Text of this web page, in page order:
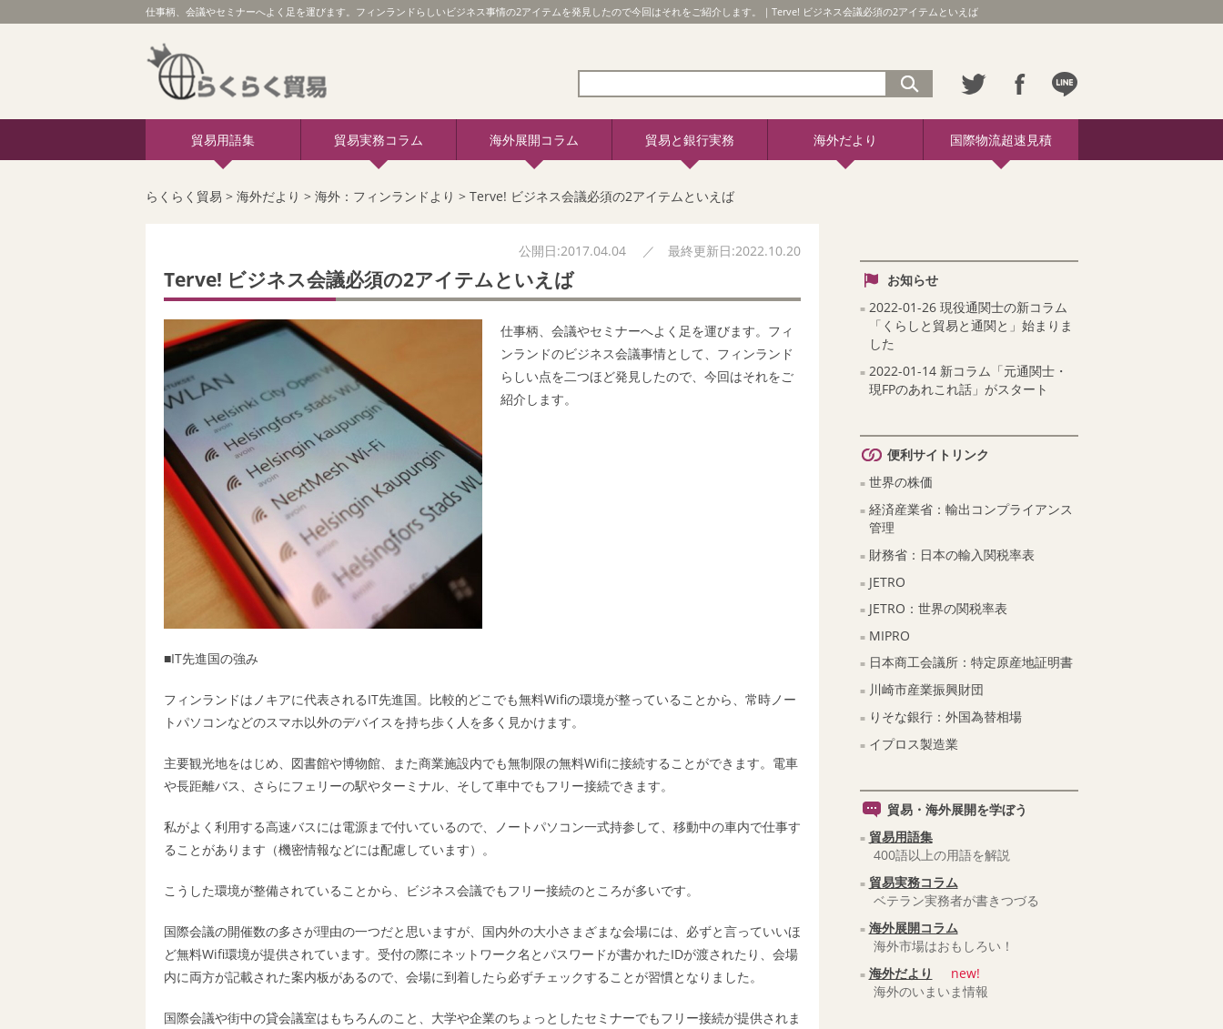
仕事柄、会議やセミナーへよく足を運びます。フィンランドらしいビジネス事情の2アイテムを発見したので今回はそれをご紹介します。｜Terve! ビジネス会議必須の2アイテムといえば
貿易用語集 貿易実務コラム 海外展開コラム 貿易と銀行実務 海外だより 国際物流超速見積
らくらく貿易 > 海外だより > 海外：フィンランドより > Terve! ビジネス会議必須の2アイテムといえば
公開日:2017.04.04 ／ 最終更新日:2022.10.20
Terve! ビジネス会議必須の2アイテムといえば
仕事柄、会議やセミナーへよく足を運びます。フィ
ンランドのビジネス会議事情として、フィンランド
らしい点を二つほど発見したので、今回はそれをご
紹介します。
■IT先進国の強み
フィンランドはノキアに代表されるIT先進国。比較的どこでも無料Wifiの環境が整っていることから、常時ノー
トパソコンなどのスマホ以外のデバイスを持ち歩く人を多く見かけます。
主要観光地をはじめ、図書館や博物館、また商業施設内でも無制限の無料Wifiに接続することができます。電車
や長距離バス、さらにフェリーの駅やターミナル、そして車中でもフリー接続できます。
私がよく利用する高速バスには電源まで付いているので、ノートパソコン一式持参して、移動中の車内で仕事す
ることがあります（機密情報などには配慮しています）。
こうした環境が整備されていることから、ビジネス会議でもフリー接続のところが多いです。
国際会議の開催数の多さが理由の一つだと思いますが、国内外の大小さまざまな会場には、必ずと言っていいほ
ど無料Wifi環境が提供されています。受付の際にネットワーク名とパスワードが書かれたIDが渡されたり、会場
内に両方が記載された案内板があるので、会場に到着したら必ずチェックすることが習慣となりました。
国際会議や街中の貸会議室はもちろんのこと、大学や企業のちょっとしたセミナーでもフリー接続が提供されま
お知らせ
2022-01-26 現役通関士の新コラム
「くらしと貿易と通関と」始まりま
した
2022-01-14 新コラム「元通関士・
現FPのあれこれ話」がスタート
便利サイトリンク
世界の株価
経済産業省：輸出コンプライアンス
管理
財務省：日本の輸入関税率表
JETRO
JETRO：世界の関税率表
MIPRO
日本商工会議所：特定原産地証明書
川崎市産業振興財団
りそな銀行：外国為替相場
イプロス製造業
貿易・海外展開を学ぼう
貿易用語集
400語以上の用語を解説
貿易実務コラム
ベテラン実務者が書きつづる
海外展開コラム
海外市場はおもしろい！
海外だより
new!
海外のいまいま情報